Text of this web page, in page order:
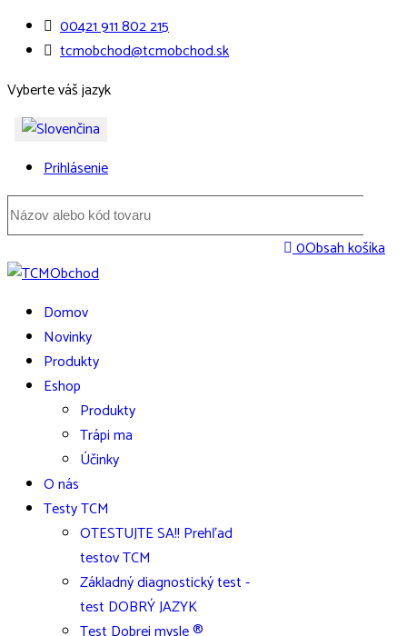
00421 911 802 215
tcmobchod@tcmobchod.sk
Vyberte váš jazyk
Prihlásenie
0Obsah košíka
Domov
Novinky
Produkty
Eshop
Produkty
Trápi ma
Účinky
O nás
Testy TCM
OTESTUJTE SA!! Prehľad
testov TCM
Základný diagnostický test -
test DOBRÝ JAZYK